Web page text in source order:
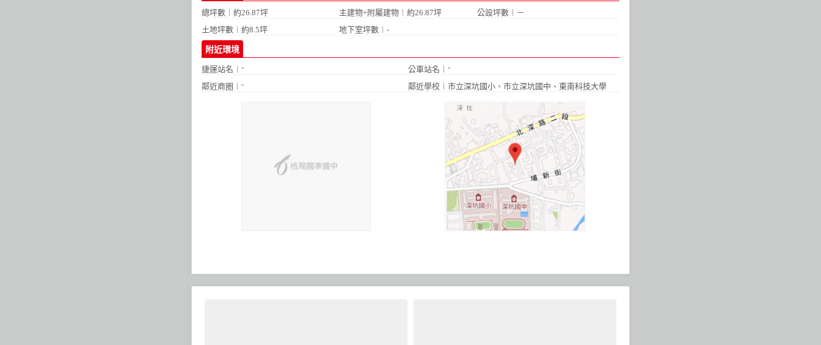
總坪數︱約26.87坪 主建物+附屬建物︱約26.87坪
公設坪數︱－
土地坪數︱約8.5坪
地下室坪數︱-
附近環境
捷運站名︱ - 公車站名︱ -
鄰近商圈︱ - 鄰近學校︱ 市立深坑國小、 市立深坑國中 、 東南科技大學